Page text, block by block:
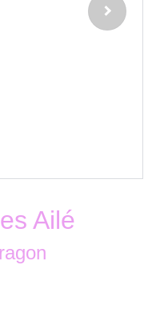
Ailé